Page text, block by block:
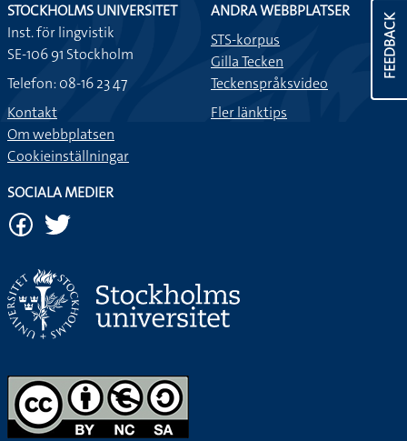
FEEDBACK
STOCKHOLMS UNIVERSITET
Inst. för lingvistik
SE-106 91 Stockholm
Telefon: 08-16 23 47
Kontakt
Om webbplatsen
Cookieinställningar
ANDRA WEBBPLATSER
STS-korpus
Gilla Tecken
Teckenspråksvideo
Fler länktips
SOCIALA MEDIER